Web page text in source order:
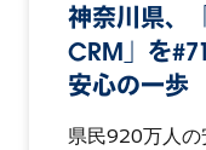
神奈川県、
CRM」を
安心の一歩
県民920万人